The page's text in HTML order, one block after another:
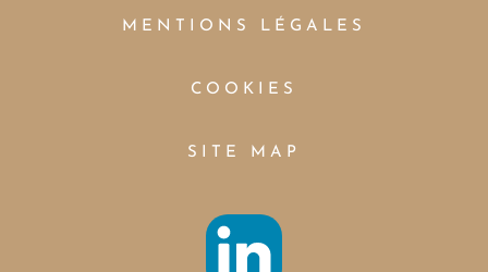
MENTIONS LÉGALES
COOKIES
SITE MAP